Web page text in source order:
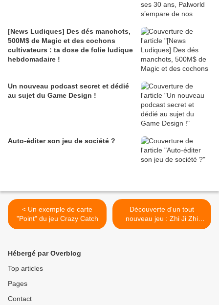
[News Ludiques] Des dés manchots,
500M$ de Magic et des cochons
cultivateurs : ta dose de folie ludique
hebdomadaire !
Un nouveau podcast secret et dédié
au sujet du Game Design !
Auto-éditer son jeu de société ?
< Un exemple de carte
"Point" du jeu Crazy Catch
Découverte d'un tout
nouveau jeu : Zhi Ji Zhi
Bi...Focus sur son créateur
Hébergé par Overblog
Top articles
Pages
Contact